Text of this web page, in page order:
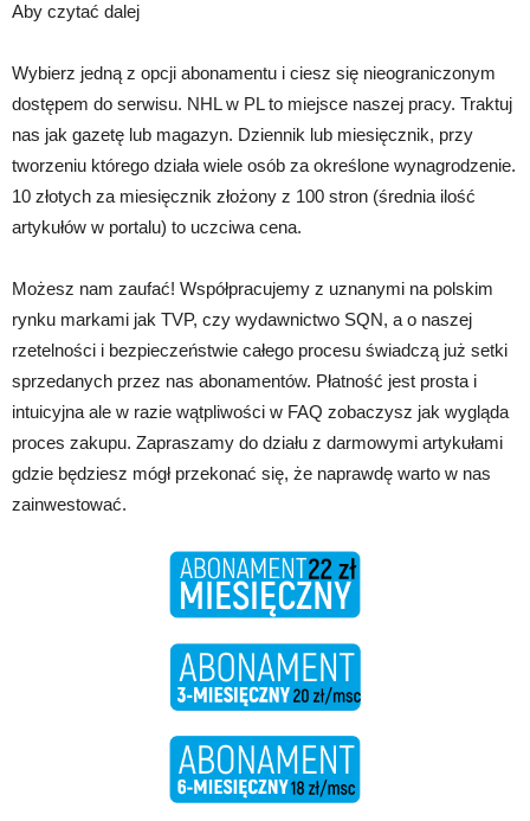
Aby czytać dalej
Wybierz jedną z opcji abonamentu i ciesz się nieograniczonym
dostępem do serwisu. NHL w PL to miejsce naszej pracy. Traktuj
nas jak gazetę lub magazyn. Dziennik lub miesięcznik, przy
tworzeniu którego działa wiele osób za określone wynagrodzenie.
10 złotych za miesięcznik złożony z 100 stron (średnia ilość
artykułów w portalu) to uczciwa cena.
Możesz nam zaufać! Współpracujemy z uznanymi na polskim
rynku markami jak TVP, czy wydawnictwo SQN, a o naszej
rzetelności i bezpieczeństwie całego procesu świadczą już setki
sprzedanych przez nas abonamentów. Płatność jest prosta i
intuicyjna ale w razie wątpliwości w FAQ zobaczysz jak wygląda
proces zakupu. Zapraszamy do działu z darmowymi artykułami
gdzie będziesz mógł przekonać się, że naprawdę warto w nas
zainwestować.